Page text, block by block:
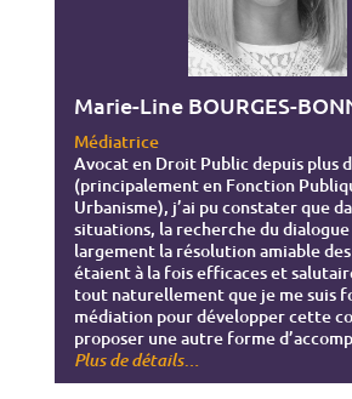
Marie-Line BOURGES-
Médiatrice
Avocat en Droit Public depuis plus
(principalement en Fonction
Urbanisme), j’ai pu constater que
situations, la recherche du
largement la résolution amiable
étaient à la fois efficaces et
tout naturellement que je me suis
médiation pour développer cette
proposer une autre forme
Plus de détails…